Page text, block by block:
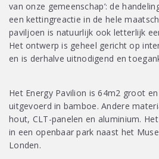
van onze gemeenschap’: de
een kettingreactie in de hele
paviljoen is natuurlijk ook letterlijk
Het ontwerp is geheel gericht op
en is derhalve uitnodigend en
Het Energy Pavilion is 64m2 groot
uitgevoerd in bamboe. Andere
hout, CLT-panelen en aluminium.
in een openbaar park naast het
Londen.